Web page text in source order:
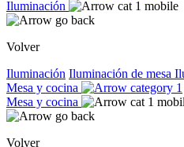
Iluminación
Volver
Iluminación Iluminación de mesa
Mesa y cocina
Mesa y cocina
Volver